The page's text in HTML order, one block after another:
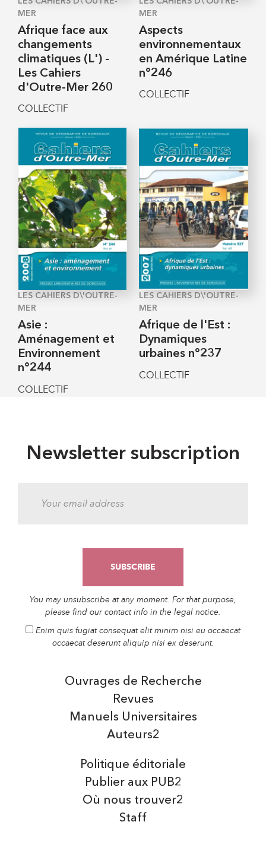
MER
Afrique face aux
changements
climatiques (L') -
Les Cahiers
d'Outre-Mer 260
COLLECTIF
MER
Aspects
environnementaux
en Amérique Latine
n°246
COLLECTIF
LES CAHIERS D\'OUTRE-
MER
Asie :
Aménagement et
Environnement
n°244
COLLECTIF
LES CAHIERS D\'OUTRE-
MER
Afrique de l'Est :
Dynamiques
urbaines n°237
COLLECTIF
Newsletter subscription
You may unsubscribe at any moment. For that purpose,
please find our contact info in the legal notice.
Enim quis fugiat consequat elit minim nisi eu occaecat
occaecat deserunt aliquip nisi ex deserunt.
Auteurs2
Manuels Universitaires
Ouvrages de Recherche
Revues
Politique éditoriale
Publier aux PUB2
Où nous trouver2
Staff